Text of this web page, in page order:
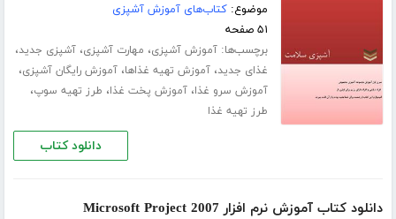
موضوع:کتاب‌های آموزش آشپزی
۵۱ صفحه
برچسب‌ها:آموزش آشپزی، مهارت آشپزی،آشپزی جدید،
غذای جدید،آموزش تهیه غذاها،آموزش رایگان آشپزی،
آموزش سرو غذا،آموزش پخت غذا، طرز تهیه سوپ،
طرز تهیه غذا
دانلود کتاب
دانلود کتاب آموزش نرم افزار Microsoft Project 2007